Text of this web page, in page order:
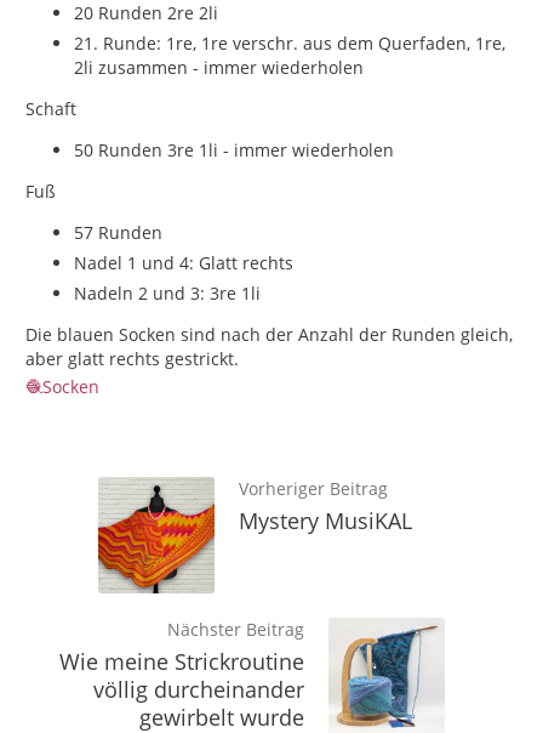
20 Runden 2re 2li
21. Runde: 1re, 1re verschr. aus dem Querfaden, 1re,
2li zusammen - immer wiederholen
Schaft
50 Runden 3re 1li - immer wiederholen
Fuß
57 Runden
Nadel 1 und 4: Glatt rechts
Nadeln 2 und 3: 3re 1li
Die blauen Socken sind nach der Anzahl der Runden gleich,
aber glatt rechts gestrickt.
Socken
Vorheriger Beitrag
Mystery MusiKAL
Nächster Beitrag
Wie meine Strickroutine
völlig durcheinander
gewirbelt wurde